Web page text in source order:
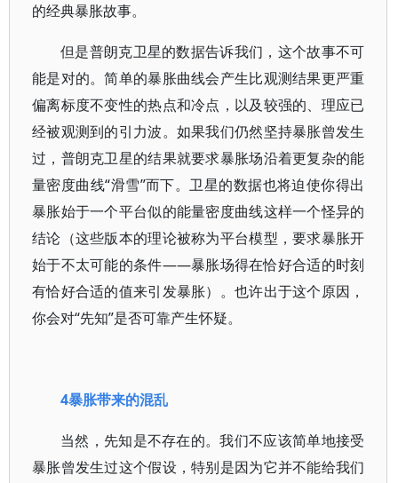
的经典暴胀故事。
但是普朗克卫星的数据告诉我们，这个故事不可
能是对的。简单的暴胀曲线会产生比观测结果更严重
偏离标度不变性的热点和冷点，以及较强的、理应已
经被观测到的引力波。如果我们仍然坚持暴胀曾发生
过，普朗克卫星的结果就要求暴胀场沿着更复杂的能
量密度曲线“滑雪”而下。卫星的数据也将迫使你得出
暴胀始于一个平台似的能量密度曲线这样一个怪异的
结论（这些版本的理论被称为平台模型，要求暴胀开
始于不太可能的条件——暴胀场得在恰好合适的时刻
有恰好合适的值来引发暴胀）。也许出于这个原因，
你会对“先知”是否可靠产生怀疑。
4暴胀带来的混乱
当然，先知是不存在的。我们不应该简单地接受
暴胀曾发生过这个假设，特别是因为它并不能给我们